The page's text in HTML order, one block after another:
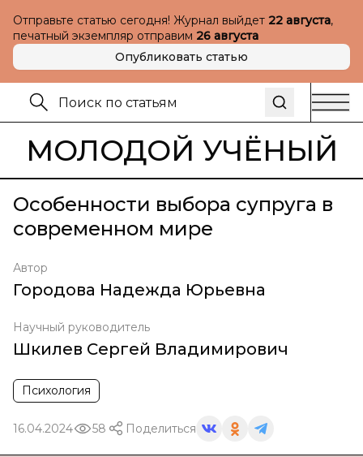
Отправьте статью сегодня! Журнал выйдет 22 августа,
печатный экземпляр отправим 26 августа
Опубликовать статью
МОЛОДОЙ УЧЁНЫЙ
Особенности выбора супруга в
современном мире
Автор
Городова Надежда Юрьевна
Научный руководитель
Шкилев Сергей Владимирович
Психология
16.04.2024 58 Поделиться